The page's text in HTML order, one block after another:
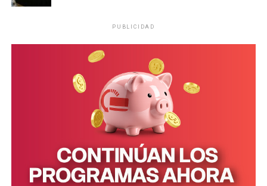
Esta comunidad se encuentra ubicada a 22 kilómetros de
la ruta nacional 12, por lo que la única forma de acceder
es a pie o a través de vehículos contratados de manera
PUBLICIDAD